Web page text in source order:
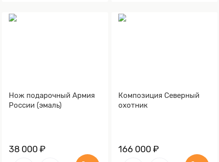
Нож подарочный Армия
России (эмаль)
38 000 ₽
Композиция Северный
охотник
166 000 ₽